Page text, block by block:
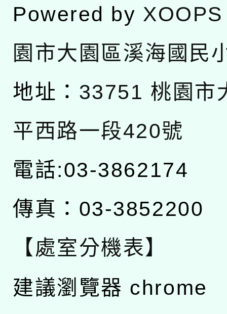
Powered by XOOPS
園市大園區溪海國民
地址： 33751 桃園市
平西路一段420號
電話:03-3862174
傳真：03-3852200
【處室分機表】
建議瀏覽器 chrome